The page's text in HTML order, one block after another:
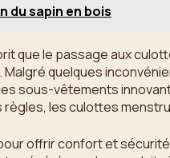
du sapin en bois
que le passage aux
quelques
sous-vêtements
les culottes
offrir confort et